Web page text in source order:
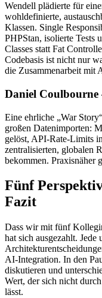
Wendell plädierte für
wohldefinierte,
Klassen. Single
PHPStan, isolierte Tests
Classes statt Fat
Codebasis ist nicht nur
die Zusammenarbeit mit
Daniel
Eine ehrliche „War
großen Datenimporten:
gelöst, API-Rate-Limits
zentralisierten, globalen
bekommen. Praxisnäher
Fünf
Fazit
Dass wir mit fünf
hat sich ausgezahlt. Jede
AI-Integration. In den
diskutieren und
Wert, der sich nicht
lässt.